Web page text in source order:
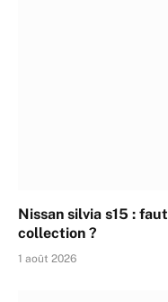
Nissan silvia s15 :
collection ?
1 août 2026